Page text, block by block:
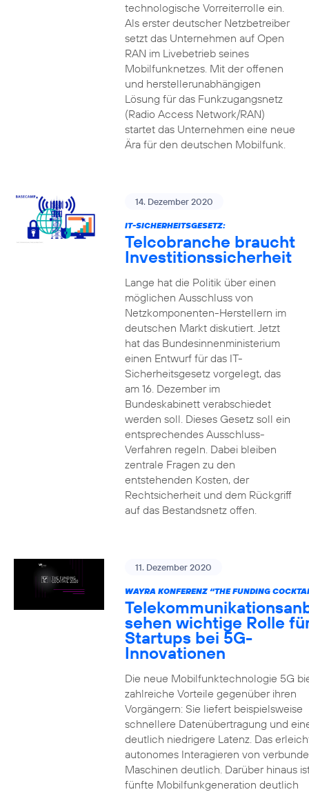
technologische Vorreiterrolle ein.
Als erster deutscher Netzbetreiber
setzt das Unternehmen auf Open
RAN im Livebetrieb seines
Mobilfunknetzes. Mit der offenen
und herstellerunabhängigen
Lösung für das Funkzugangsnetz
(Radio Access Network/RAN)
startet das Unternehmen eine neue
Ära für den deutschen Mobilfunk.
14. Dezember 2020
IT-SICHERHEITSGESETZ:
Telcobranche braucht
Investitionssicherheit
Lange hat die Politik über einen
möglichen Ausschluss von
Netzkomponenten-Herstellern im
deutschen Markt diskutiert. Jetzt
hat das Bundesinnenministerium
einen Entwurf für das IT-
Sicherheitsgesetz vorgelegt, das
am 16. Dezember im
Bundeskabinett verabschiedet
werden soll. Dieses Gesetz soll ein
entsprechendes Ausschluss-
Verfahren regeln. Dabei bleiben
zentrale Fragen zu den
entstehenden Kosten, der
Rechtsicherheit und dem Rückgriff
auf das Bestandsnetz offen.
11. Dezember 2020
WAYRA KONFERENZ “THE FUNDING
sehen wichtige Rolle
Startups bei 5G-
Innovationen
Die neue Mobilfunktechnologie 5G
zahlreiche Vorteile gegenüber ihren
Vorgängern: Sie liefert beispielsweise
schnellere Datenübertragung und
deutlich niedrigere Latenz. Das
autonomes Interagieren von
Maschinen deutlich. Darüber hinaus
fünfte Mobilfunkgeneration deutlich